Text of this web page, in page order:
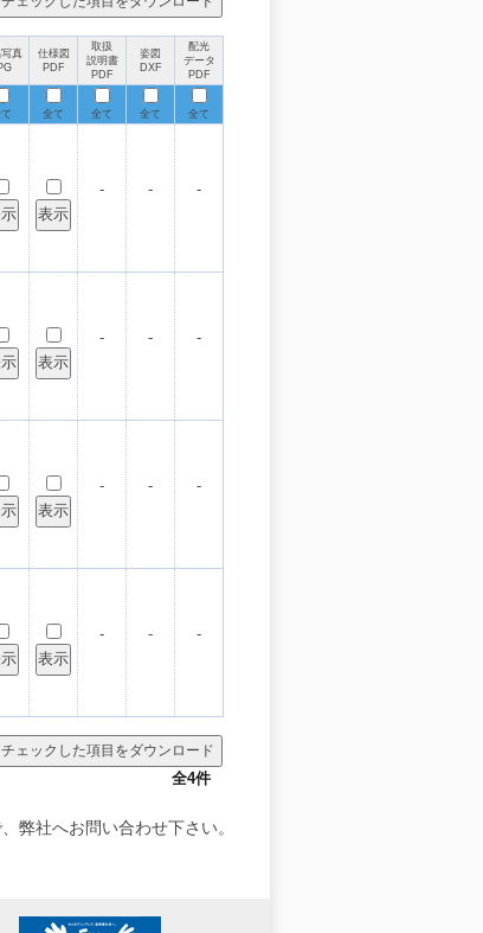
真
仕様図
PDF
取扱
説明書
PDF
姿図
DXF
配光
データ
PDF
全て 全て 全て 全て
- - -
- - -
- - -
- - -
全4件
弊社へお問い合わせ下さい。